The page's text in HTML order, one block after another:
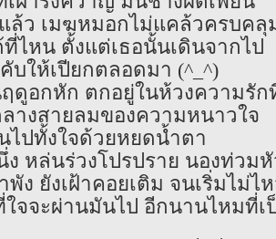
ล้ว เมฆหมอกไม่แคล้วครบคลุ
ไหน ตั้งแต่เธอนั้นเดินจากไป
บให้เปียกตลอดมา (^_^)
ดูอกหัก ตกอยู่ในห้วงความรัก
างสายลมของความหนาวใจ
ไปทั้งใจด้วยหยดน้ำตา
หล่นร่วงโปรปราย นองท่วมหั
พัง ยังเฝ้าคอยเติม จนเริ่มไม่ไ
จจะผ่านมันไป อีกนานไหมที่เ